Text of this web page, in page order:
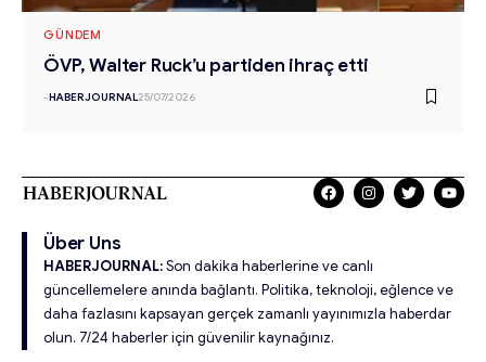
GÜNDEM
ÖVP, Walter Ruck’u partiden ihraç etti
-HABERJOURNAL25/07/2026
Über Uns
HABERJOURNAL:Son dakika haberlerine ve canlı
güncellemelere anında bağlantı. Politika, teknoloji, eğlence ve
daha fazlasını kapsayan gerçek zamanlı yayınımızla haberdar
olun. 7/24 haberler için güvenilir kaynağınız.